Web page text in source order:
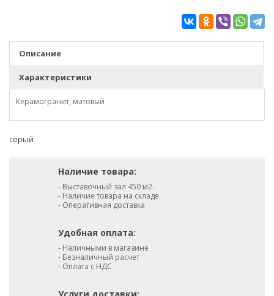
Описание
Характеристики
Керамогранит, матовый
серый
Наличие товара:
- Выставочный зал 450 м2.
- Наличие товара на складе
- Оперативная доставка
Удобная оплата:
- Наличными в магазине
- Безналичный расчет
- Оплата с НДС